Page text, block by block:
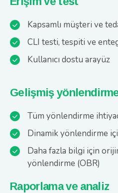
Kapsamlı müşteri ve
CLI testi, tespiti ve
Kullanıcı dostu arayüz
Gelişmiş
Tüm yönlendirme
Dinamik yönlendirme
Daha fazla bilgi için
yönlendirme (OBR)
Raporlama ve analiz